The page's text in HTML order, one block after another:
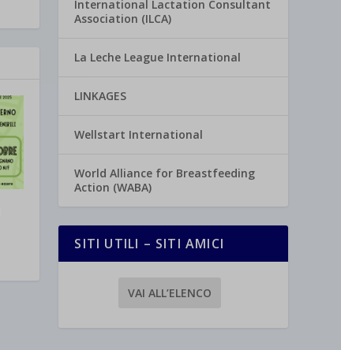
International Lactation Consultant
Association (ILCA)
La Leche League International
LINKAGES
Wellstart International
World Alliance for Breastfeeding
Action (WABA)
SITI UTILI – SITI AMICI
VAI ALL’ELENCO